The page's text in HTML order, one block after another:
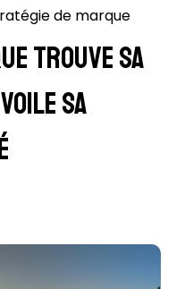
de marque
trouve sa
sa